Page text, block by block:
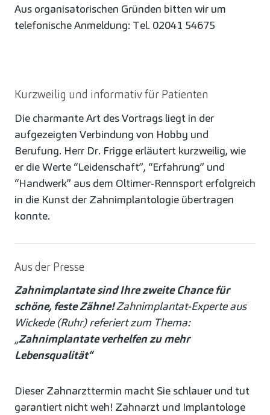
Aus organisatorischen Gründen bitten wir um
telefonische Anmeldung: Tel. 02041 54675
Kurzweilig und informativ für Patienten
Die charmante Art des Vortrags liegt in der
aufgezeigten Verbindung von Hobby und
Berufung. Herr Dr. Frigge erläutert kurzweilig, wie
er die Werte “Leidenschaft”, “Erfahrung” und
“Handwerk” aus dem Oltimer-Rennsport erfolgreich
in die Kunst der Zahnimplantologie übertragen
konnte.
Aus der Presse
Zahnimplantate sind Ihre zweite Chance für
schöne, feste Zähne!Zahnimplantat-Experte aus
Wickede (Ruhr) referiert zum Thema:
„Zahnimplantate verhelfen zu mehr
Lebensqualität“
Dieser Zahnarzttermin macht Sie schlauer und tut
garantiert nicht weh! Zahnarzt und Implantologe